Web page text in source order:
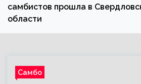
самбистов прошла в
области
Самбо